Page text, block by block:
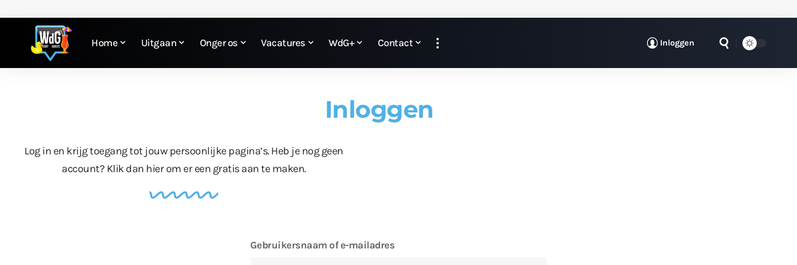
Home Uitgaan Onger os Vacatures WdG+ Contact Inloggen
Inloggen
Log in en krijg toegang tot jouw persoonlijke pagina’s. Heb je nog geen
account? Klik dan hierom er een gratis aan te maken.
Gebruikersnaam of e-mailadres